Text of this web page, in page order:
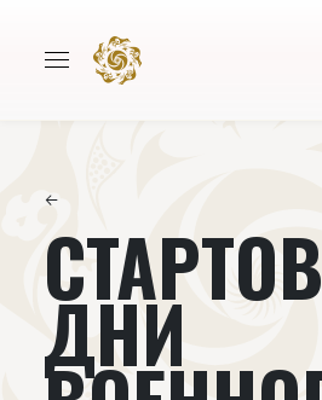
Издательство
Проекты
←
ДНИ